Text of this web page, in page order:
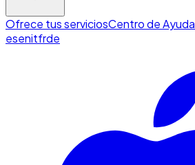
Ofrece tus serviciosCentro de Ayuda
esenitfrde